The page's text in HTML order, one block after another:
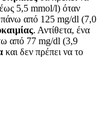
5,5 mmol/l) όταν
πάνω από 125 mg/dl (7,0
. Αντίθετα, ένα
από 77 mg/dl (3,9
και δεν πρέπει να το